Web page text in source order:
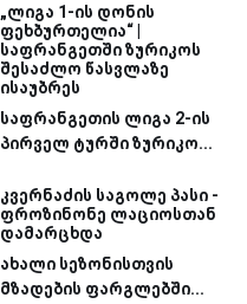
„ლიგა 1-ის დონის
ფეხბურთელია“ |
საფრანგეთში ზურიკოს
შესაძლო წასვლაზე
ისაუბრეს
საფრანგეთის ლიგა 2-ის
პირველ ტურში ზურიკო...
კვერნაძის საგოლე პასი -
ფროზინონე ლაციოსთან
დამარცხდა
ახალი სეზონისთვის
მზადების ფარგლებში...